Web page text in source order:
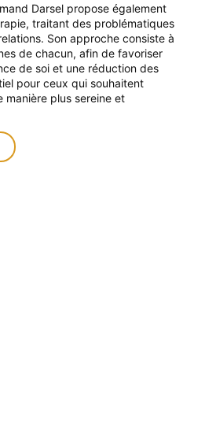
Darsel propose également
traitant des problématiques
Son approche consiste à
de chacun, afin de favoriser
de soi et une réduction des
pour ceux qui souhaitent
manière plus sereine et